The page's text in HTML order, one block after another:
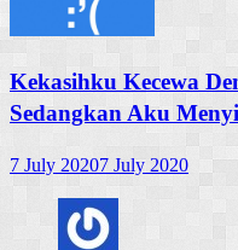
Kekasihku Kecewa
Sedangkan Aku
7 July 20207 July 2020